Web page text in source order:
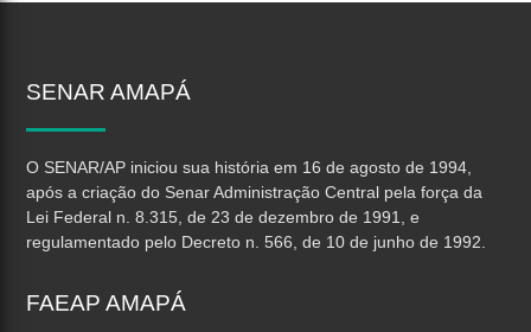
SENAR AMAPÁ
O SENAR/AP iniciou sua história em 16 de agosto de 1994,
após a criação do Senar Administração Central pela força da
Lei Federal n. 8.315, de 23 de dezembro de 1991, e
regulamentado pelo Decreto n. 566, de 10 de junho de 1992.
FAEAP AMAPÁ